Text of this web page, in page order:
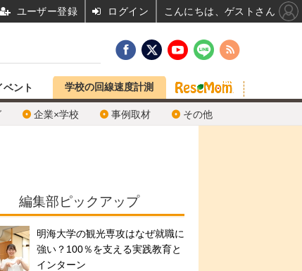
企業×学校 事例取材 その他
ベント 学校の回線速度計測
編集部ピックアップ
明海大学の観光専攻はなぜ就職に
強い？100％を支える実践教育と
インターン
ユーザー登録 ログイン こんにちは、ゲストさん